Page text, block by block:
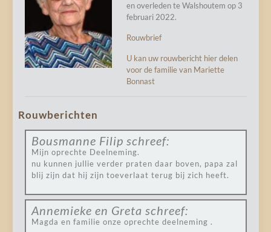
en overleden te Walshoutem op 3
februari 2022.
Rouwbrief
U kan uw rouwbericht hier delen
voor de familie van Mariette
Bonnast
Rouwberichten
Bousmanne Filip schreef:
Mijn oprechte Deelneming.
nu kunnen jullie verder praten daar boven, papa zal
blij zijn dat hij zijn toeverlaat terug bij zich heeft.
Annemieke en Greta schreef:
Magda en familie onze oprechte deelneming .